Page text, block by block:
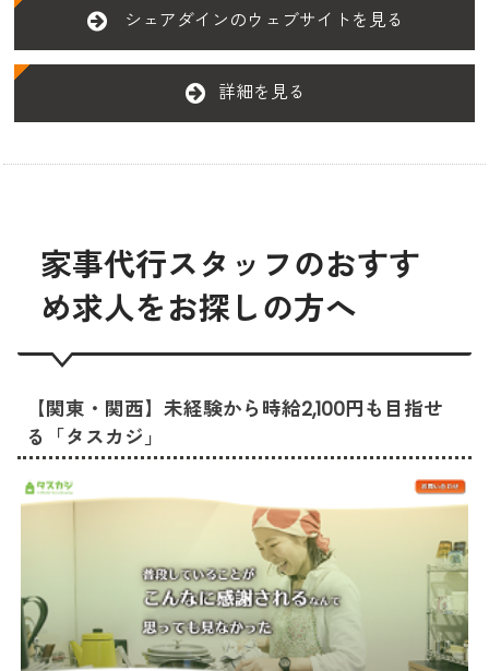
シェアダインのウェブサイトを見る
詳細を見る
家事代行スタッフのおすす
め求人をお探しの方へ
【関東・関西】未経験から時給2,100円も目指せ
る「タスカジ」